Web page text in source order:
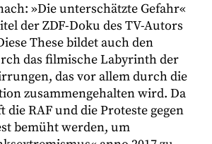
»Die unterschätzte Gefahr«
der ZDF-Doku des TV-Autors
These bildet auch den
das filmische Labyrinth der
das vor allem durch die
zusammengehalten wird. Da
die RAF und die Proteste gegen
bemüht werden, um